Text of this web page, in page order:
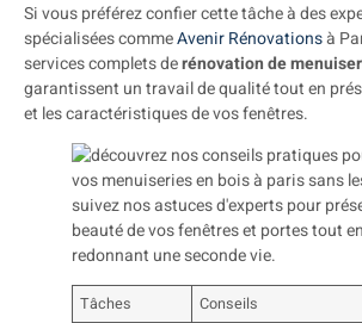
Si vous préférez confier cette tâche à des
spécialisées commeAvenir Rénovationsà
services complets derénovation de
garantissent un travail de qualité tout en
et les caractéristiques de vos fenêtres.
Tâches
Conseils